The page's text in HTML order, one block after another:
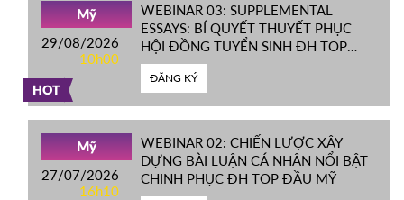
HOT
Mỹ
29/08/2026
10h00
WEBINAR 03: SUPPLEMENTAL
ESSAYS: BÍ QUYẾT THUYẾT PHỤC
HỘI ĐỒNG TUYỂN SINH ĐH TOP
ĐẦU MỸ
ĐĂNG KÝ
Mỹ
27/07/2026
16h10
WEBINAR 02: CHIẾN LƯỢC XÂY
DỰNG BÀI LUẬN CÁ NHÂN NỔI BẬT
CHINH PHỤC ĐH TOP ĐẦU MỸ